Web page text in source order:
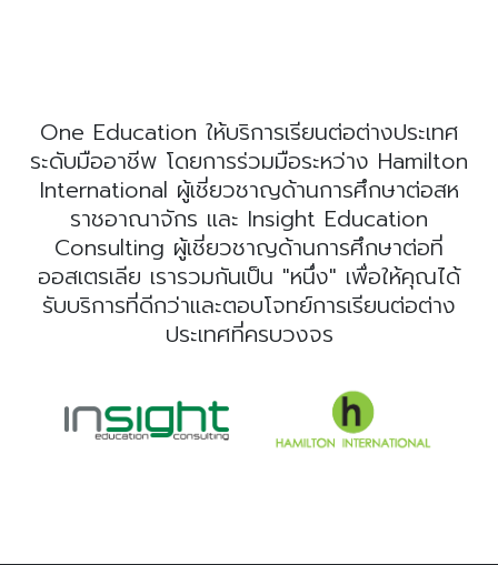
One Education ให้บริการเรียนต่อต่างประเทศ
ระดับมืออาชีพ โดยการร่วมมือระหว่าง Hamilton
International ผู้เชี่ยวชาญด้านการศึกษาต่อสห
ราชอาณาจักร และ Insight Education
Consulting ผู้เชี่ยวชาญด้านการศึกษาต่อที่
ออสเตรเลีย เรารวมกันเป็น "หนึ่ง" เพื่อให้คุณได้
รับบริการที่ดีกว่าและตอบโจทย์การเรียนต่อต่าง
ประเทศที่ครบวงจร